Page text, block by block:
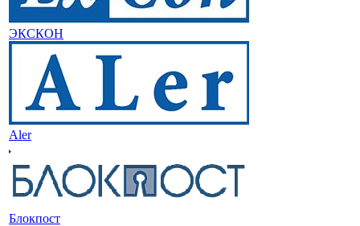
ЭКСКОН
Aler
Блокпост